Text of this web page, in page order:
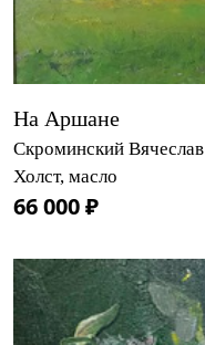
На Аршане
Скроминский Вячеслав
Холст, масло
66 000 ₽